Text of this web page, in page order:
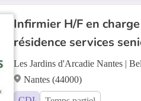
Infirmier H/F en
résidence services
Les Jardins d'Arcadie Nantes |
Nantes (44000)